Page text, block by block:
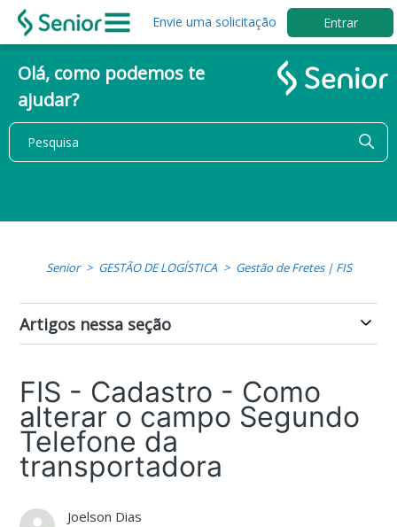
Envie uma solicitação Entrar
Olá, como podemos te
ajudar?
Senior GESTÃO DE LOGÍSTICA Gestão de Fretes | FIS
Artigos nessa seção
FIS - Cadastro - Como
alterar o campo Segundo
Telefone da
transportadora
Joelson Dias